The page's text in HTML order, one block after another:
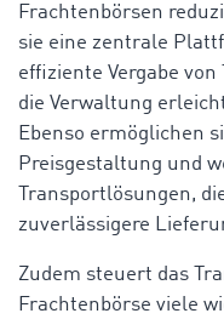
Frachtenbörsen
sie eine zentrale
effiziente Vergabe
die Verwaltung
Ebenso ermöglichen
Preisgestaltung und
Transportlösungen,
zuverlässigere
Zudem steuert das
Frachtenbörse viele